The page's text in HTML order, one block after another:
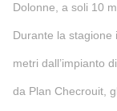
Dolonne, a soli 10
Durante la stagione
metri dall’impianto
da Plan Checrouit,